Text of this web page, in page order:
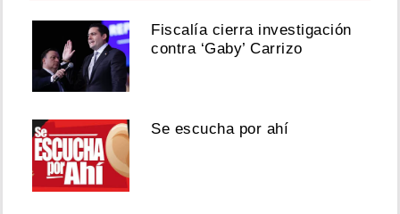
Fiscalía cierra investigación
contra ‘Gaby’ Carrizo
Se escucha por ahí